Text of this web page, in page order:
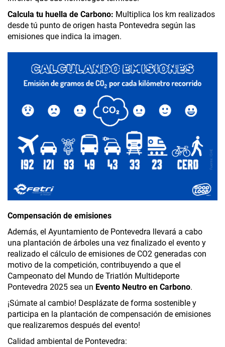
Calcula tu huella de Carbono: Multiplica los km realizados
desde tú punto de origen hasta Pontevedra según las
emisiones que indica la imagen.
Compensación de emisiones
Además, el Ayuntamiento de Pontevedra llevará a cabo
una plantación de árboles una vez finalizado el evento y
realizado el cálculo de emisiones de CO2 generadas con
motivo de la competición, contribuyendo a que el
Campeonato del Mundo de Triatlón Multideporte
Pontevedra 2025 sea un Evento Neutro en Carbono.
¡Súmate al cambio! Desplázate de forma sostenible y
participa en la plantación de compensación de emisiones
que realizaremos después del evento!
Calidad ambiental de Pontevedra: